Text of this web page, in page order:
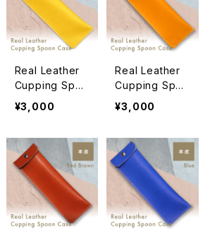
Real Leather
Cupping Spoo
n Case Yellow
［SNOWBEAN
¥3,000
Real Leather
Cupping Spoo
n Case Orang
e［SNOWBEAN
¥3,000